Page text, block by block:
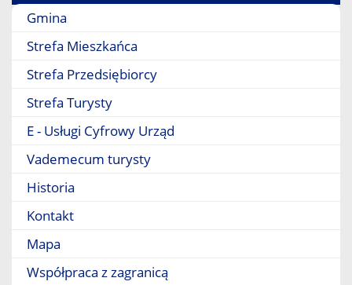
Menu boczne
Gmina
Strefa Mieszkańca
Strefa Przedsiębiorcy
Strefa Turysty
E - Usługi Cyfrowy Urząd
Vademecum turysty
Historia
Kontakt
Mapa
Współpraca z zagranicą